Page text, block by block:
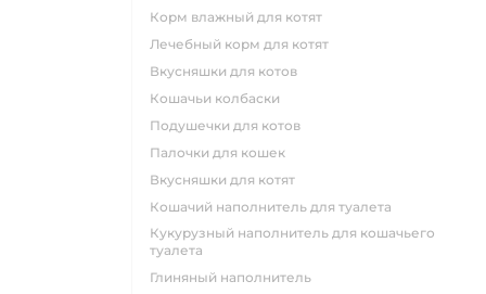
корм влажный для котят
лечебный корм для котят
вкусняшки для котов
кошачьи колбаски
подушечки для котов
палочки для кошек
вкусняшки для котят
кошачий наполнитель для туалета
кукурузный наполнитель для кошачьего
туалета
глиняный наполнитель